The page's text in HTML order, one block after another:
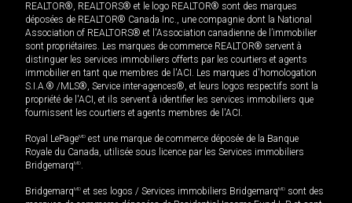
REALTOR®, REALTORS® et le logo REALTOR® sont des marques
déposées de REALTOR® Canada Inc., une compagnie dont la National
Association of REALTORS® et l'Association canadienne de l’immobilier
sont propriétaires. Les marques de commerce REALTOR® servent à
distinguer les services immobiliers offerts par les courtiers et agents
immobilier en tant que membres de l'ACI. Les marques d'homologation
S.I.A.® /MLS®, Service inter-agences®, et leurs logos respectifs sont la
propriété de l'ACI, et ils servent à identifier les services immobiliers que
fournissent les courtiers et agents membres de l'ACI.
Royal LePageMD est une marque de commerce déposée de la Banque
Royale du Canada, utilisée sous licence par les Services immobiliers
BridgemarqMD.
BridgemarqMD et ses logos / Services immobiliers BridgemarqMD sont des